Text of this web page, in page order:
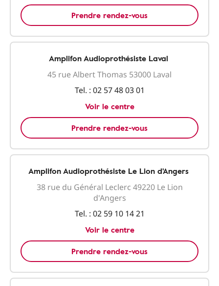
Prendre rendez-vous
Amplifon Audioprothésiste Laval
45 rue Albert Thomas 53000 Laval
Tel. : 02 57 48 03 01
Voir le centre
Prendre rendez-vous
Amplifon Audioprothésiste Le Lion d'Angers
38 rue du Général Leclerc 49220 Le Lion
d'Angers
Tel. : 02 59 10 14 21
Voir le centre
Prendre rendez-vous